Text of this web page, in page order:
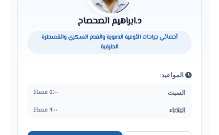
د.ابراهيم الصحصاح
أخصائي جراحات الأوعية الدموية والقدم السكري والقسطرة
الطرفية
المواعيد:
السبت
٥:٠٠ مساءً
الثلاثاء ٩:٠٠ مساءً